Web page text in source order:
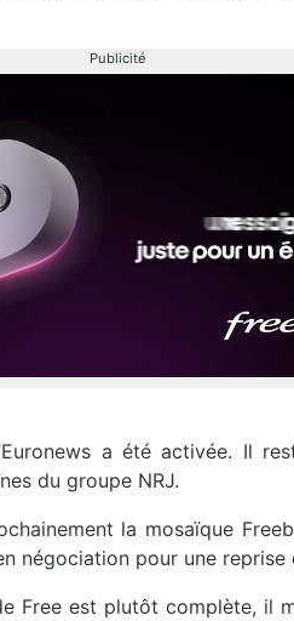
Publicité
a été activée. Il
du groupe NRJ.
la mosaïque
négociation pour une reprise
Free est plutôt complète, il